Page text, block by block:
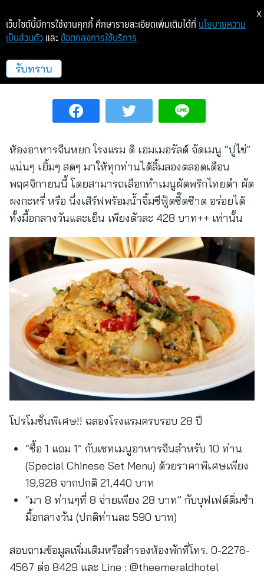
ปูไข่ ห้องอาหารจีนหยก
ไลฟ์สไตล์
ห้องอาหารจีนหยก โรงแรม ดิ เอมเมอรัลด์ จัดเมนู “ปูไข่”
แน่นๆ เยิ้มๆ สดๆ มาให้ทุกท่านได้ลิ้มลองตลอดเดือน
พฤศจิกายนนี้ โดยสามารถเลือกทำเมนูผัดพริกไทยดำ ผัด
ผงกะหรี่ หรือ นึ่งเสิร์ฟพร้อมน้ำจิ้มซีฟู้ดซี๊ดซ๊าด อร่อยได้
ทั้งมื้อกลางวันและเย็น เพียงตัวละ 428 บาท++ เท่านั้น
โปรโมชั่นพิเศษ!! ฉลองโรงแรมครบรอบ 28 ปี
“ซื้อ 1 แถม 1” กับเซทเมนูอาหารจีนสำหรับ 10 ท่าน
(Special Chinese Set Menu) ด้วยราคาพิเศษเพียง
19,928 จากปกติ 21,440 บาท
“มา 8 ท่านๆที่ 8 จ่ายเพียง 28 บาท” กับบุฟเฟต์ติ่มซำ
มื้อกลางวัน (ปกติท่านละ 590 บาท)
สอบถามข้อมูลเพิ่มเติมหรือสำรองห้องพักที่โทร. 0-2276-
4567 ต่อ 8429 และ Line : @theemeraldhotel
เว็บไซต์นี้มีการใช้งานคุกกี้ ศึกษารายละเอียดเพิ่มเติมได้ที่ นโยบายความ
เป็นส่วนตัว และ ข้อตกลงการใช้บริการ
รับทราบ
X